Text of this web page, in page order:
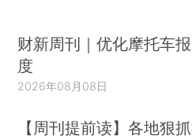
财新周刊｜优化摩托车
度
2026年08月08日
【周刊提前读】各地狠